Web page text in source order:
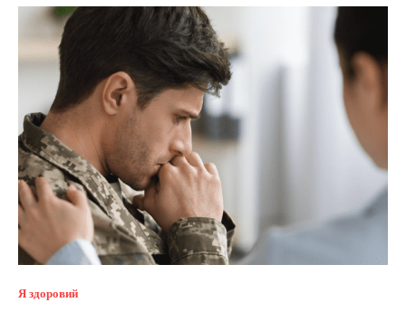
Я здоровий